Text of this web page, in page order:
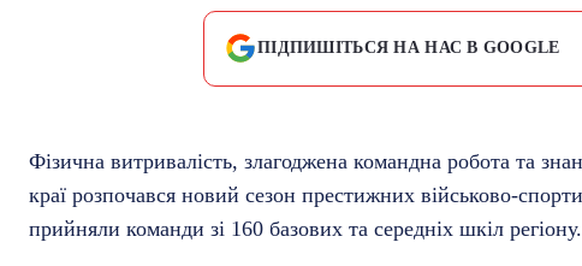
ПІДПИШІТЬСЯ НА НАС В GOOGLE
Фізична витривалість, злагоджена командна робота та
краї розпочався новий сезон престижних військово-
прийняли команди зі 160 базових та середніх шкіл регіону.